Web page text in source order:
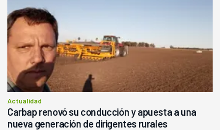
Actualidad
Carbap renovó su conducción y apuesta a una
nueva generación de dirigentes rurales